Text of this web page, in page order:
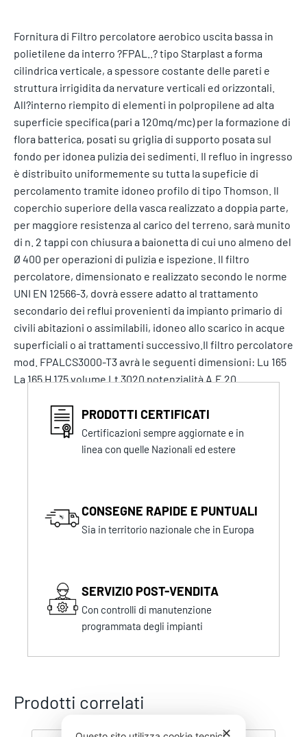
Fornitura di Filtro percolatore aerobico uscita bassa in
polietilene da interro ?FPAL..? tipo Starplast a forma
cilindrica verticale, a spessore costante delle pareti e
struttura irrigidita da nervature verticali ed orizzontali.
All?interno riempito di elementi in polpropilene ad alta
superficie specifica (pari a 120mq/mc) per la formazione di
flora batterica, posati su griglia di supporto posata sul
fondo per idonea pulizia dei sedimenti. Il refluo in ingresso
è distribuito uniformemente su tutta la supeficie di
percolamento tramite idoneo profilo di tipo Thomson. Il
coperchio superiore della vasca realizzato a doppia parte,
per maggiore resistenza al carico del terreno, sarà munito
di n. 2 tappi con chiusura a baionetta di cui uno almeno del
Ø 400 per operazioni di pulizia e ispezione. Il filtro
percolatore, dimensionato e realizzato secondo le norme
UNI EN 12566-3, dovrà essere adatto al trattamento
secondario dei reflui provenienti da impianto primario di
civili abitazioni o assimilabili, idoneo allo scarico in acque
superficiali o ai trattamenti successivo.Il filtro percolatore
mod. FPALCS3000-T3 avrà le seguenti dimensioni: Lu 165
La 165 H 175 volume Lt 3020 potenzialità A.E 20
PRODOTTI CERTIFICATI
Certificazioni sempre aggiornate e in
linea con quelle Nazionali ed estere
CONSEGNE RAPIDE E PUNTUALI
Sia in territorio nazionale che in Europa
SERVIZIO POST-VENDITA
Con controlli di manutenzione
programmata degli impianti
Prodotti correlati
✕